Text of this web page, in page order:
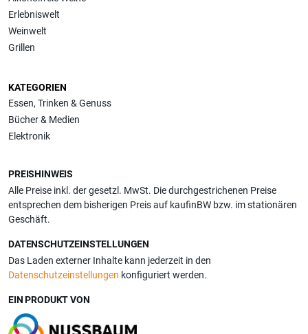
Erlebniswelt
Weinwelt
Grillen
KATEGORIEN
Essen, Trinken & Genuss
Bücher & Medien
Elektronik
PREISHINWEIS
Alle Preise inkl. der gesetzl. MwSt. Die durchgestrichenen Preise
entsprechen dem bisherigen Preis auf kaufinBW bzw. im stationären
Geschäft.
DATENSCHUTZEINSTELLUNGEN
Das Laden externer Inhalte kann jederzeit in den
Datenschutzeinstellungen konfiguriert werden.
EIN PRODUKT VON